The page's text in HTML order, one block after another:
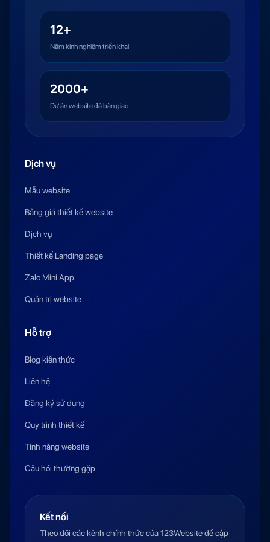
12+
Năm kinh nghiệm triển khai
2000+
Dự án website đã bàn giao
Dịch vụ
Mẫu website
Bảng giá thiết kế website
Dịch vụ
Thiết kế Landing page
Zalo Mini App
Quản trị website
Hỗ trợ
Blog kiến thức
Liên hệ
Đăng ký sử dụng
Quy trình thiết kế
Tính năng website
Câu hỏi thường gặp
Kết nối
Theo dõi các kênh chính thức của 123Website để cập